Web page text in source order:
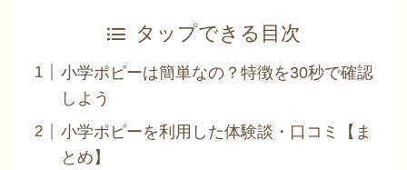
タップできる目次
小学ポピーは簡単なの？特徴を30秒で確認
しよう
小学ポピーを利用した体験談・口コミ【ま
とめ】